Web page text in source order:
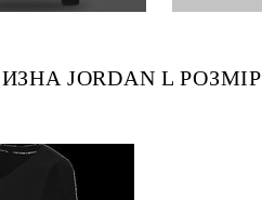
JORDAN L РОЗМІР